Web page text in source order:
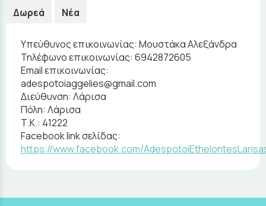
Δωρεά
Νέα
Υπεύθυνος επικοινωνίας: Μουστάκα Αλεξάνδρα
Τηλέφωνο επικοινωνίας: 6942872605
Email επικοινωνίας:
adespotoiaggelies@gmail.com
Διεύθυνση: Λάρισα
Πόλη: Λάρισα
Τ.Κ.: 41222
Facebook link σελίδας:
https://www.facebook.com/